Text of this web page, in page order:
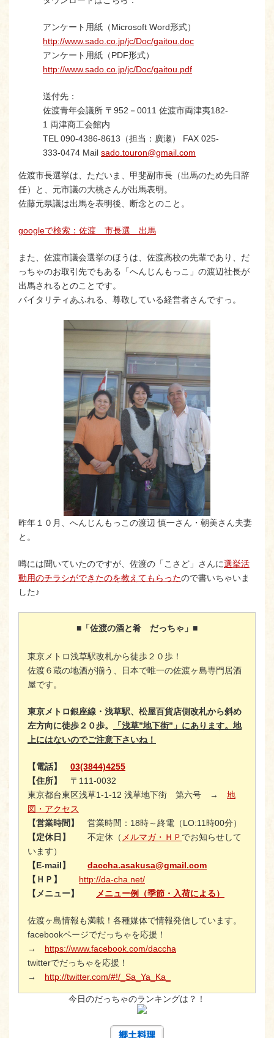
アンケート用紙（Microsoft Word形式）
http://www.sado.co.jp/jc/Doc/gaitou.doc
アンケート用紙（PDF形式）
http://www.sado.co.jp/jc/Doc/gaitou.pdf
送付先：
佐渡青年会議所 〒952－0011 佐渡市両津夷182-
1 両津商工会館内
TEL 090-4386-8613（担当：廣瀬） FAX 025-
333-0474 Mail sado.touron@gmail.com
佐渡市長選挙は、ただいま、甲斐副市長（出馬のため先日辞
任）と、元市議の大桃さんが出馬表明。
佐藤元県議は出馬を表明後、断念とのこと。
googleで検索：佐渡 市長選 出馬
また、佐渡市議会選挙のほうは、佐渡高校の先輩であり、だ
っちゃのお取引先でもある「へんじんもっこ」の渡辺社長が
出馬されるとのことです。
バイタリティあふれる、尊敬している経営者さんですっ。
昨年１０月、へんじんもっこの渡辺 慎一さん・朝美さん夫妻
と。
噂には聞いていたのですが、佐渡の「こさど」さんに選挙活
動用のチラシができたのを教えてもらったので書いちゃいま
した♪
■「佐渡の酒と肴 だっちゃ」■
東京メトロ浅草駅改札から徒歩２０歩！
佐渡６蔵の地酒が揃う、日本で唯一の佐渡ヶ島専門居酒
屋です。
東京メトロ銀座線・浅草駅、松屋百貨店側改札から斜め
左方向に徒歩２０歩。
「浅草”地下街”」にあります。地
上にはないのでご注意下さいね！
【電話】 03(3844)4255
【住所】 〒111-0032
東京都台東区浅草1-1-12 浅草地下街 第六号 → 地
図・アクセス
【営業時間】 営業時間：18時～終電（LO:11時00分）
【定休日】 不定休（ メルマガ・ＨＰ でお知らせして
います）
【E-mail】 daccha.asakusa@gmail.com
【ＨＰ】 http://da-cha.net/
【メニュー】 メニュー例（季節・入荷による）
佐渡ヶ島情報も満載！各種媒体で情報発信しています。
facebookページでだっちゃを応援！
→ https://www.facebook.com/daccha
twitterでだっちゃを応援！
→ http://twitter.com/#!/_Sa_Ya_Ka_
今日のだっちゃのランキングは？！